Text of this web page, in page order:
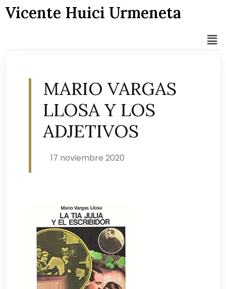
Vicente Huici Urmeneta
MARIO VARGAS
LLOSA Y LOS
ADJETIVOS
17 noviembre 2020